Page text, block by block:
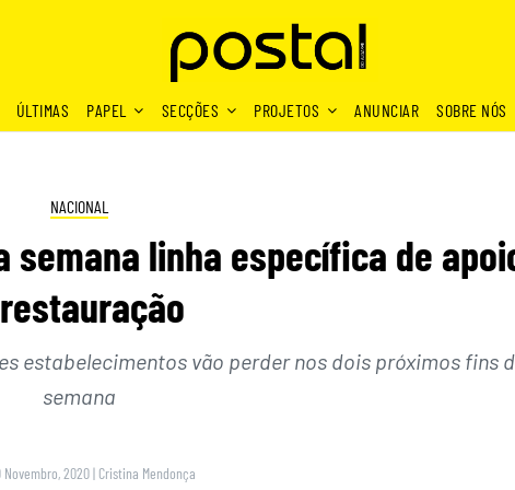
ÚLTIMAS
PAPEL SECÇÕES PROJETOS ANUNCIAR SOBRE NÓS
NACIONAL
semana linha específica de
estabelecimentos vão perder nos dois próximos fins
semana
Novembro, 2020| Cristina Mendonça